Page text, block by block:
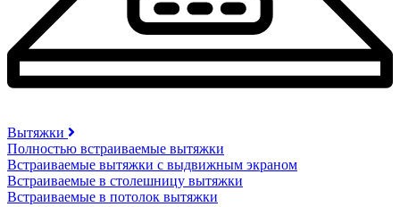
Вытяжки
Полностью встраиваемые вытяжки
Встраиваемые вытяжки с выдвижным экраном
Встраиваемые в столешницу вытяжки
Встраиваемые в потолок вытяжки